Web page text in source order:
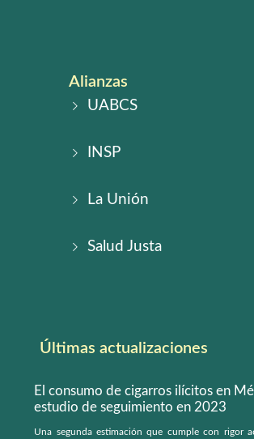
Alianzas
UABCS
INSP
La Unión
Salud Justa
Últimas actualizaciones
El consumo de cigarros ilícitos en
estudio de seguimiento en 2023
Una segunda estimación que cumple con rigor